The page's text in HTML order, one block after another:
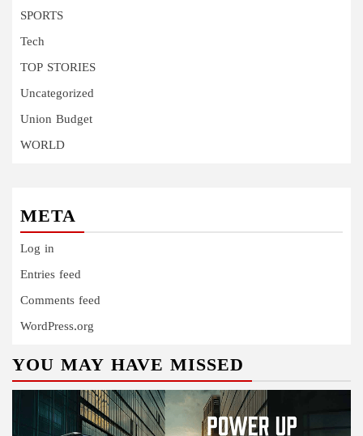
SPORTS
Tech
TOP STORIES
Uncategorized
Union Budget
WORLD
META
Log in
Entries feed
Comments feed
WordPress.org
YOU MAY HAVE MISSED